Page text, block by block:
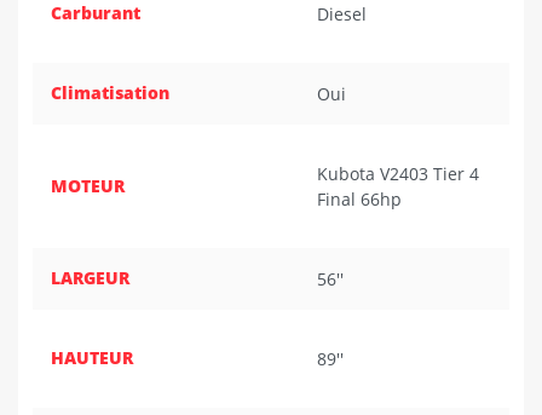
Carburant Diesel
Climatisation Oui
MOTEUR
Kubota V2403 Tier 4
Final 66hp
LARGEUR 56''
HAUTEUR 89''